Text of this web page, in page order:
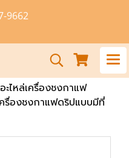
9662
อะไหล่เครื่องชงกาแฟ
รื่องชงกาแฟดริปแบบมีที่